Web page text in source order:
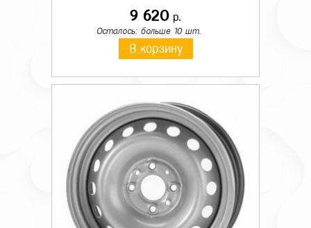
9 620 р.
Осталось: больше 10 шт.
В корзину